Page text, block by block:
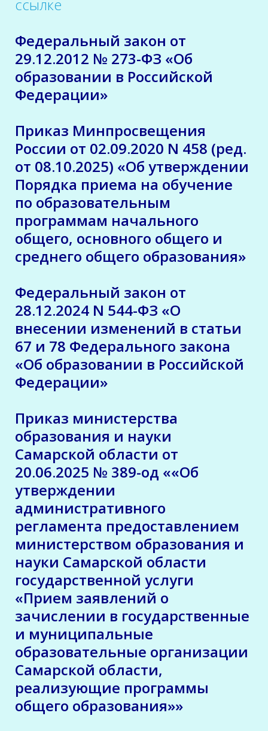
ссылке
Федеральный закон от
29.12.2012 № 273-ФЗ «Об
образовании в Российской
Федерации»
Приказ Минпросвещения
России от 02.09.2020 N 458 (ред.
от 08.10.2025) «Об утверждении
Порядка приема на обучение
по образовательным
программам начального
общего, основного общего и
среднего общего образования»
Федеральный закон от
28.12.2024 N 544-ФЗ «О
внесении изменений в статьи
67 и 78 Федерального закона
«Об образовании в Российской
Федерации»
Приказ министерства
образования и науки
Самарской области от
20.06.2025 № 389-од ««Об
утверждении
административного
регламента предоставлением
министерством образования и
науки Самарской области
государственной услуги
«Прием заявлений о
зачислении в государственные
и муниципальные
образовательные организации
Самарской области,
реализующие программы
общего образования»»